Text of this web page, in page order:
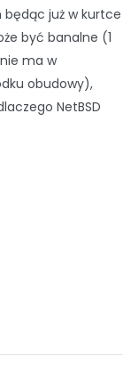
będąc już w kurtce
być banalne (1
ma w
obudowy),
NetBSD